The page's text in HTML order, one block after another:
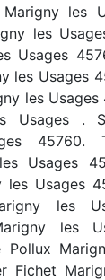
les
les
Usages
les Usages
les Usages
Usages .
45760.
Usages
Usages
les
les
Pollux
Fichet